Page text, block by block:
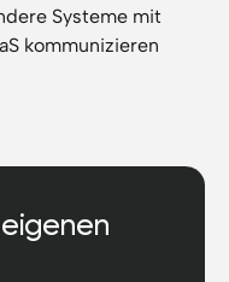
Systeme mit
kommunizieren